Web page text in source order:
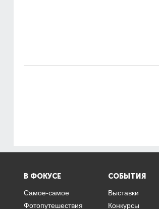
В ФОКУСЕ
Самое-самое
Фотопутешествия
СОБЫТИЯ
Выставки
Конкурсы